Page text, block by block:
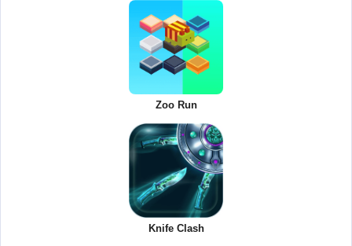
Zoo Run
Knife Clash